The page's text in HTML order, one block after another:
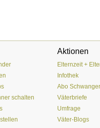
schalten
Aktionen
Elternzeit +
Infothek
Abo
Väterbriefe
Umfrage
Väter-Blogs